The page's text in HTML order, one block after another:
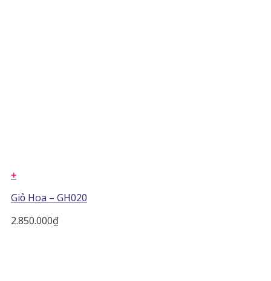
+
Giỏ Hoa – GH020
2.850.000₫